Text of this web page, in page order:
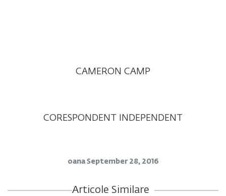
CAMERON CAMP
CORESPONDENT INDEPENDENT
oana September 28, 2016
Articole Similare